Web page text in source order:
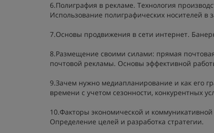
6.Полиграфия в рекламе. Технология
Использование полиграфических носителей
7.Основы продвижения в сети интернет.
8.Размещение своими силами: прямая
почтовой рекламы. Основы эффективной
9.Зачем нужно медиапланирование и как его
времени с учетом сезонности, конкурентных
10.Факторы экономической и
Определение целей и разработка стратегии.